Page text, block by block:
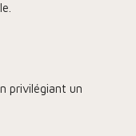
privilégiant un